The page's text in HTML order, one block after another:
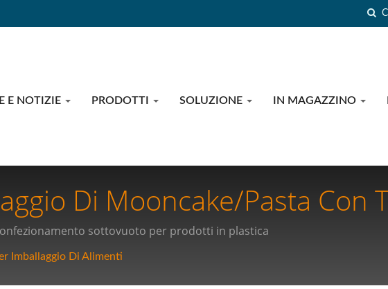
E NOTIZIE PRODOTTI SOLUZIONE IN MAGAZZINO
Di Mooncake/Pasta Con
Industria 4.0:
Alimentare
sottovuoto per prodotti in plastica
Imballaggio Di Alimenti